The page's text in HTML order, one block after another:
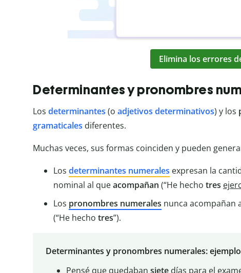
Elimina los errores
Determinantes y pronombres
Los determinantes (o adjetivos determinativos) y los
gramaticales diferentes.
Muchas veces, sus formas coinciden y pueden
Los determinantes numerales expresan la
nominal al queacompañan (“He hecho tres
Los pronombres numerales nunca acompañan
(“He hecho tres”).
Determinantes y pronombres numerales:
Pensé que quedaban siete días para el